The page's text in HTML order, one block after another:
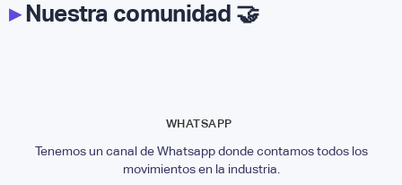
▸Nuestra comunidad 🤝
WHATSAPP
Tenemos un canal de Whatsapp donde contamos todos los
movimientos en la industria.